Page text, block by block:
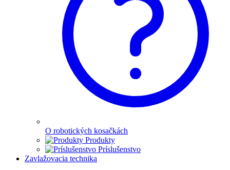
O robotických kosačkách
Produkty
Príslušenstvo
Zavlažovacia technika